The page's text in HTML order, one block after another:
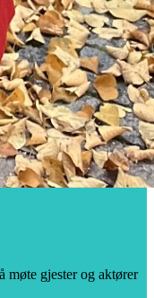
møte gjester og aktører